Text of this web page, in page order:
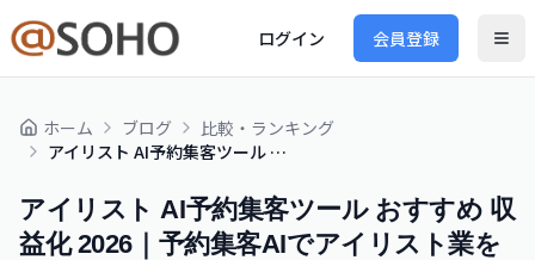
ログイン 会員登録
ホーム ブログ
比較・ランキング
アイリスト AI予約集客ツール おすすめ 収益化 2026｜予約集客AIでアイリスト業を収益化
アイリスト AI予約集客ツール おすすめ 収
益化 2026｜予約集客AIでアイリスト業を